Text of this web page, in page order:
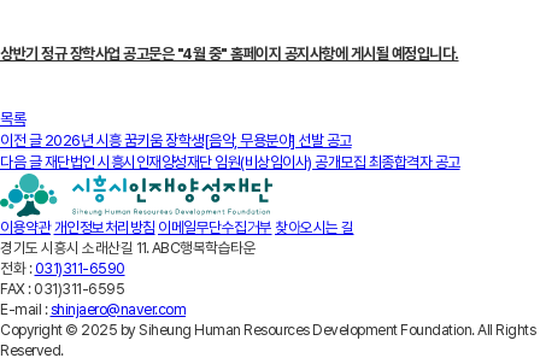
상반기 정규 장학사업 공고문은 "4월 중" 홈페이지 공지사항에 게시될 예정입니다.
목록
이전 글2026년 시흥 꿈키움 장학생[음악, 무용분야] 선발 공고
다음 글재단법인 시흥시인재양성재단 임원(비상임이사) 공개모집 최종합격자 공고
이용약관 개인정보처리방침 이메일무단수집거부 찾아오시는 길
경기도 시흥시 소래산길 11. ABC행복학습타운
전화 :031)311-6590
FAX : 031)311-6595
E-mail :shinjaero@naver.com
Copyright © 2025 by Siheung Human Resources Development Foundation. All Rights
Reserved.